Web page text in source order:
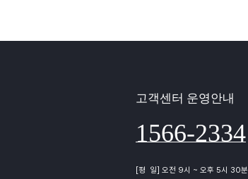
고객센터 운영안내
1566-2334
[평 일] 오전 9시 ~ 오후 5시 30분